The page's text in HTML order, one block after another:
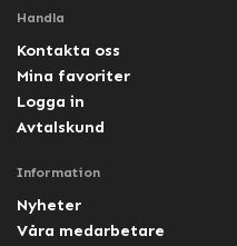
Handla
Kontakta oss
Mina favoriter
Logga in
Avtalskund
Information
Nyheter
Våra medarbetare